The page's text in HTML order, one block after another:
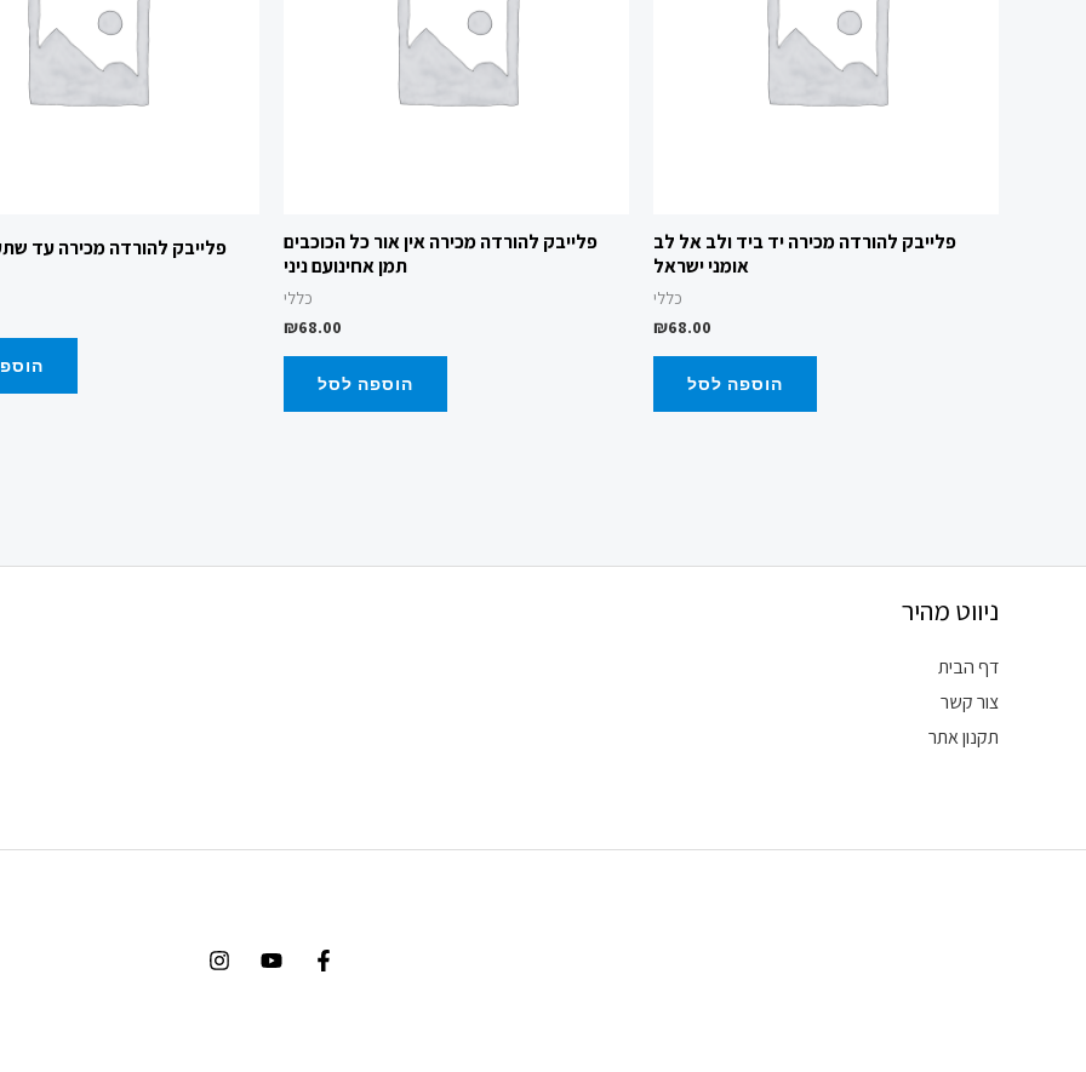
פלייבק להורדה מכירה יד ביד ולב אל לב
אומני ישראל
כללי
₪68.00
הוספה לסל
פלייבק להורדה מכירה אין אור כל הכוכבים
תמן אחינועם ניני
כללי
₪68.00
הוספה לסל
פלייבק להורדה מכירה עד
ניווט מהיר
דף הבית
צור קשר
תקנון אתר